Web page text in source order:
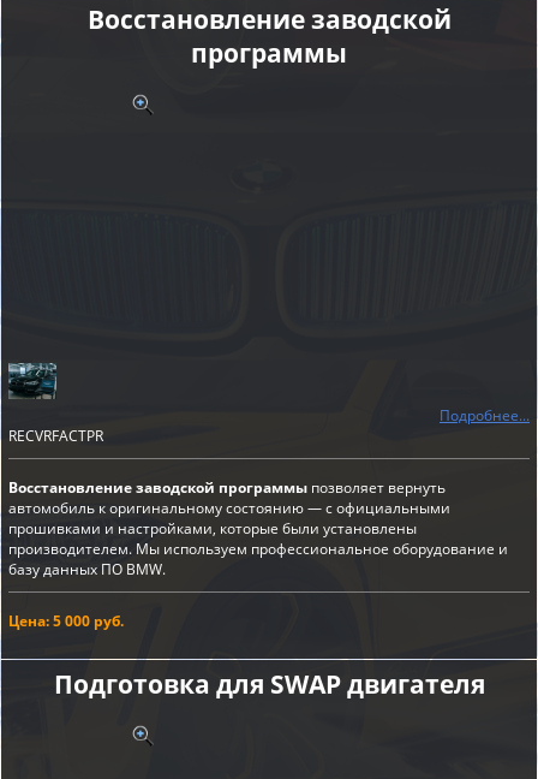
Восстановление заводской
программы
Подробнее...
RECVRFACTPR
Восстановление заводской программы позволяет вернуть
автомобиль к оригинальному состоянию — с официальными
прошивками и настройками, которые были установлены
производителем. Мы используем профессиональное оборудование и
базу данных ПО BMW.
Цена: 5 000 руб.
Подготовка для SWAP двигателя